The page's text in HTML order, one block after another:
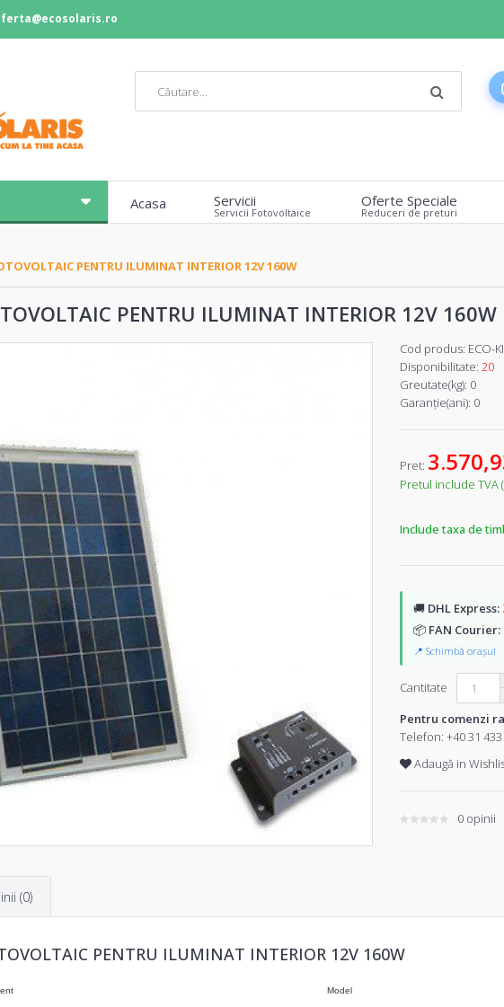
Acasa Servicii
Servicii Fotovoltaice
Oferte Speciale
Reduceri de preturi
PENTRU ILUMINAT INTERIOR 12V 160W
PENTRU ILUMINAT INTERIOR 12V 160W
Cod produs: ECO-
Disponibilitate: 20
Greutate(kg): 0
Garanţie(ani): 0
Pret:
Pretul include TVA
Include taxa de
🚚 DHL Express:
📦 FAN Courier:
📍 Schimbă orașul
Cantitate
Pentru comenzi
Telefon: +40 31
Adaugă in
0 opinii
(0)
PENTRU ILUMINAT INTERIOR 12V 160W
Model